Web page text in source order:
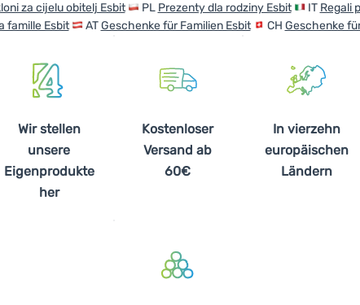
za cijelu obitelj Esbit PL Prezenty dla rodziny Esbit IT Regali
famille Esbit
ATGeschenke für Familien Esbit CH Geschenke
Wir stellen
unsere
Eigenprodukte
her
Kostenloser
Versand ab
60€
In vierzehn
europäischen
Ländern